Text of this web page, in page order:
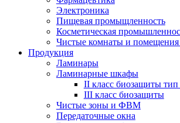
Электроника
Пищевая промыщленность
Косметическая
Чистые комнаты и
Продукция
Ламинары
Ламинарные шкафы
II класс биозащиты
III класс биозащиты
Чистые зоны и ФВМ
Передаточные окна